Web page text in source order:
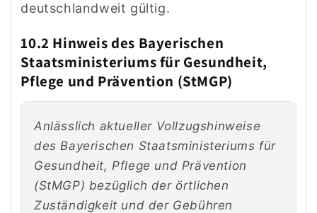
deutschlandweit gültig.
10.2 Hinweis des Bayerischen
Staatsministeriums für Gesundheit,
Pflege und Prävention (StMGP)
Anlässlich aktueller Vollzugshinweise
des Bayerischen Staatsministeriums für
Gesundheit, Pflege und Prävention
(StMGP) bezüglich der örtlichen
Zuständigkeit und der Gebühren